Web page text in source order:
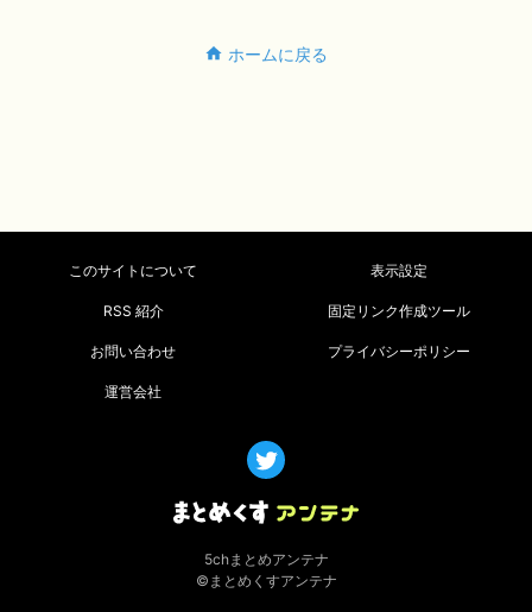
ホームに戻る
このサイトについて 表示設定
RSS 紹介 固定リンク作成ツール
お問い合わせ プライバシーポリシー
運営会社
5chまとめアンテナ
©まとめくすアンテナ